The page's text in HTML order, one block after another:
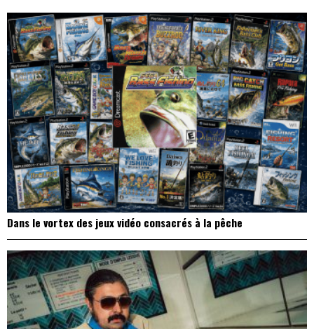
Dans le vortex des jeux vidéo consacrés à la pêche